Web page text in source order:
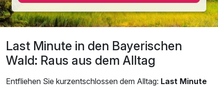
Last Minute in den Bayerischen
Wald: Raus aus dem Alltag
Entfliehen Sie kurzentschlossen dem Alltag: Last Minute